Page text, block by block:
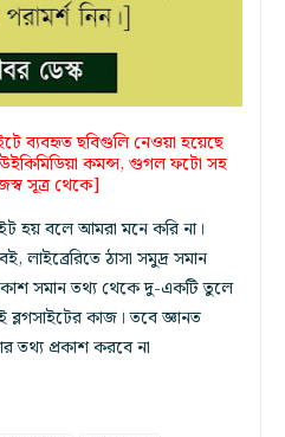
ব্যবহৃত ছবিগুলি নেওয়া হয়েছে
উইকিমিডিয়া কমন্স, গুগল ফটো সহ
সূত্র থেকে]
হয় বলে আমরা মনে করি না।
লাইব্রেরিতে ঠাসা সমুদ্র সমান
সমান তথ্য থেকে দু-একটি তুলে
কাজ। তবে জ্ঞানত
তথ্য প্রকাশ করবে না